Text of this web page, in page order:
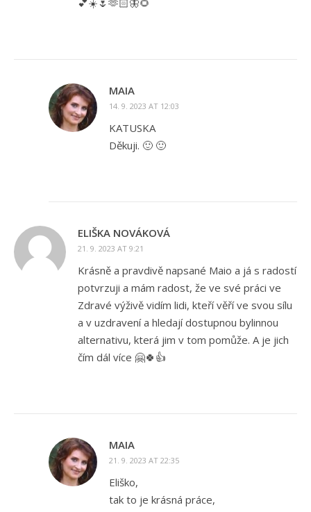
💕☀️🌷🫶🏻🦋🌻
MAIA
14. 9. 2023 AT 12:03
KATUSKA
Děkuji. 🙂 🙂
ELIŠKA NOVÁKOVÁ
21. 9. 2023 AT 9:21
Krásně a pravdivě napsané Maio a já s radostí
potvrzuji a mám radost, že ve své práci ve
Zdravé výživě vidím lidi, kteří věří ve svou sílu
a v uzdravení a hledají dostupnou bylinnou
alternativu, která jim v tom pomůže. A je jich
čím dál více 🤗🍀👍
MAIA
21. 9. 2023 AT 22:35
Eliško,
tak to je krásná práce,